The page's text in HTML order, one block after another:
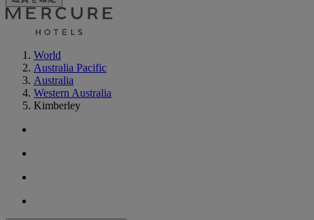
World
Australia Pacific
Australia
Western Australia
Kimberley